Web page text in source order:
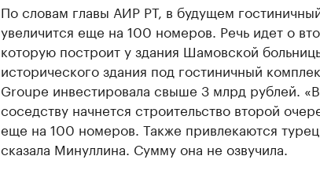
По словам главы АИР РТ, в будущем
увеличится еще на 100 номеров. Речь идет о
которую построит у здания Шамовской
исторического здания под гостиничный
Groupe инвестировала свыше 3 млрд рублей.
соседству начнется строительство второй
еще на 100 номеров. Также привлекаются
сказала Минуллина. Сумму она не озвучила.